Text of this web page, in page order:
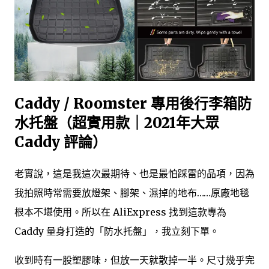
Caddy / Roomster 專用後行李箱防
水托盤（超實用款｜2021年大眾
Caddy 評論）
老實說，這是我這次最期待、也是最怕踩雷的品項，因為
我拍照時常需要放燈架、腳架、濕掉的地布……原廠地毯
根本不堪使用。所以在 AliExpress 找到這款專為
Caddy 量身打造的「防水托盤」，我立刻下單。
收到時有一股塑膠味，但放一天就散掉一半。尺寸幾乎完